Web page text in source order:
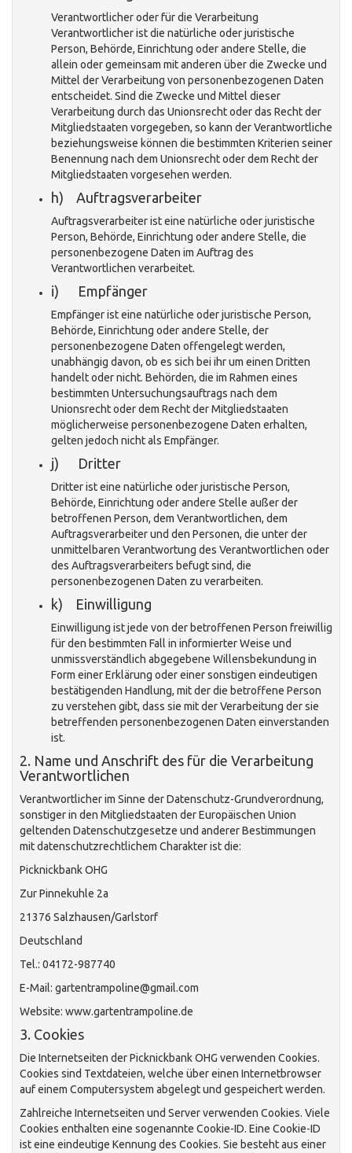
Verantwortlicher oder für die Verarbeitung
Verantwortlicher ist die natürliche oder juristische
Person, Behörde, Einrichtung oder andere Stelle, die
allein oder gemeinsam mit anderen über die Zwecke und
Mittel der Verarbeitung von personenbezogenen Daten
entscheidet. Sind die Zwecke und Mittel dieser
Verarbeitung durch das Unionsrecht oder das Recht der
Mitgliedstaaten vorgegeben, so kann der Verantwortliche
beziehungsweise können die bestimmten Kriterien seiner
Benennung nach dem Unionsrecht oder dem Recht der
Mitgliedstaaten vorgesehen werden.
h) Auftragsverarbeiter
Auftragsverarbeiter ist eine natürliche oder juristische
Person, Behörde, Einrichtung oder andere Stelle, die
personenbezogene Daten im Auftrag des
Verantwortlichen verarbeitet.
i) Empfänger
Empfänger ist eine natürliche oder juristische Person,
Behörde, Einrichtung oder andere Stelle, der
personenbezogene Daten offengelegt werden,
unabhängig davon, ob es sich bei ihr um einen Dritten
handelt oder nicht. Behörden, die im Rahmen eines
bestimmten Untersuchungsauftrags nach dem
Unionsrecht oder dem Recht der Mitgliedstaaten
möglicherweise personenbezogene Daten erhalten,
gelten jedoch nicht als Empfänger.
j) Dritter
Dritter ist eine natürliche oder juristische Person,
Behörde, Einrichtung oder andere Stelle außer der
betroffenen Person, dem Verantwortlichen, dem
Auftragsverarbeiter und den Personen, die unter der
unmittelbaren Verantwortung des Verantwortlichen oder
des Auftragsverarbeiters befugt sind, die
personenbezogenen Daten zu verarbeiten.
k) Einwilligung
Einwilligung ist jede von der betroffenen Person freiwillig
für den bestimmten Fall in informierter Weise und
unmissverständlich abgegebene Willensbekundung in
Form einer Erklärung oder einer sonstigen eindeutigen
bestätigenden Handlung, mit der die betroffene Person
zu verstehen gibt, dass sie mit der Verarbeitung der sie
betreffenden personenbezogenen Daten einverstanden
ist.
2. Name und Anschrift des für die Verarbeitung
Verantwortlichen
Verantwortlicher im Sinne der Datenschutz-Grundverordnung,
sonstiger in den Mitgliedstaaten der Europäischen Union
geltenden Datenschutzgesetze und anderer Bestimmungen
mit datenschutzrechtlichem Charakter ist die:
Picknickbank OHG
Zur Pinnekuhle 2a
21376 Salzhausen/Garlstorf
Deutschland
Tel.: 04172-987740
E-Mail: gartentrampoline@gmail.com
Website: www.gartentrampoline.de
3. Cookies
Die Internetseiten der Picknickbank OHG verwenden Cookies.
Cookies sind Textdateien, welche über einen Internetbrowser
auf einem Computersystem abgelegt und gespeichert werden.
Zahlreiche Internetseiten und Server verwenden Cookies. Viele
Cookies enthalten eine sogenannte Cookie-ID. Eine Cookie-ID
ist eine eindeutige Kennung des Cookies. Sie besteht aus einer